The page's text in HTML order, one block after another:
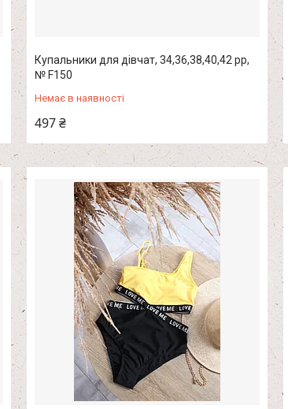
Купальники для дівчат, 34,36,38,40,42 рр,
№ F150
Немає в наявності
497 ₴